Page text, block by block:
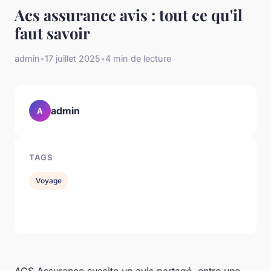
Acs assurance avis : tout ce qu'il
faut savoir
admin•17 juillet 2025•4 min de lecture
A admin
TAGS
Voyage